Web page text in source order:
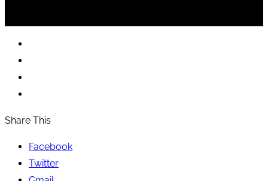
Share This
Facebook
Twitter